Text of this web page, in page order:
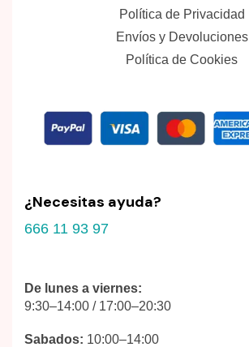
Política de Privacidad
Envíos y Devoluciones
Política de Cookies
¿Necesitas ayuda?
666 11 93 97
De lunes a viernes:
9:30–14:00 / 17:00–20:30
Sabados: 10:00–14:00